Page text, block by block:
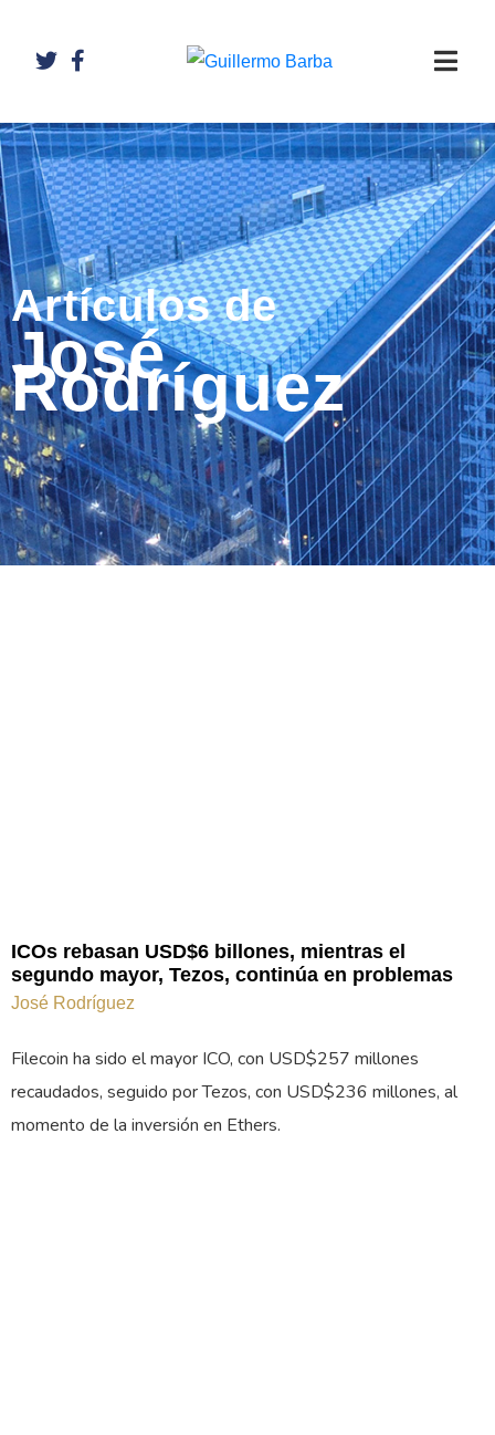
Artículos de
José
Rodríguez
ICOs rebasan USD$6 billones, mientras el
segundo mayor, Tezos, continúa en problemas
José Rodríguez
Filecoin ha sido el mayor ICO, con USD$257 millones
recaudados, seguido por Tezos, con USD$236 millones, al
momento de la inversión en Ethers.